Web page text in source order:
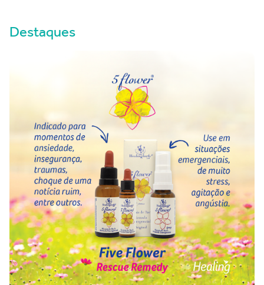
Destaques